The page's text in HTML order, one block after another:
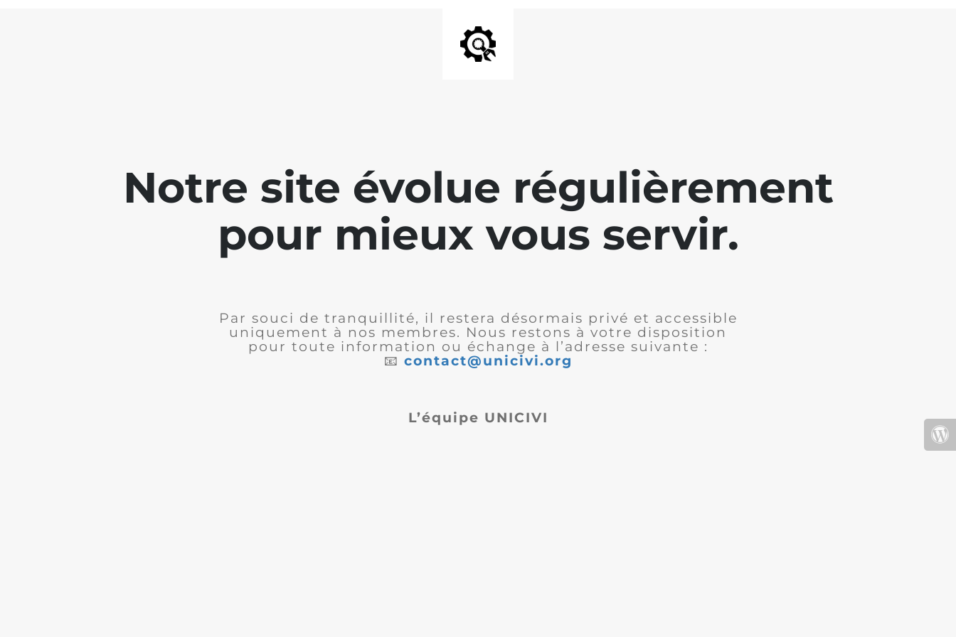
Notre site évolue régulièrement
pour mieux vous servir.
Par souci de tranquillité, il restera désormais privé et accessible
uniquement à nos membres. Nous restons à votre disposition
pour toute information ou échange à l’adresse suivante :
📧 contact@unicivi.org
L’équipe UNICIVI